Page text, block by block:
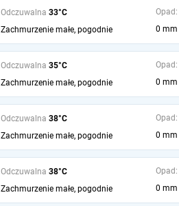
Odczuwalna 33°C
Zachmurzenie małe, pogodnie
Opad:
0 mm
Odczuwalna 35°C
Zachmurzenie małe, pogodnie
Opad:
0 mm
Odczuwalna 38°C
Zachmurzenie małe, pogodnie
Opad:
0 mm
Odczuwalna 38°C
Zachmurzenie małe, pogodnie
Opad:
0 mm